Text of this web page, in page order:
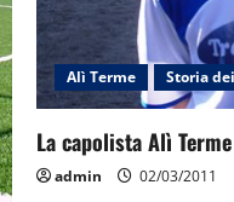
Alì Terme Storia
La capolista Alì
admin 02/03/2011